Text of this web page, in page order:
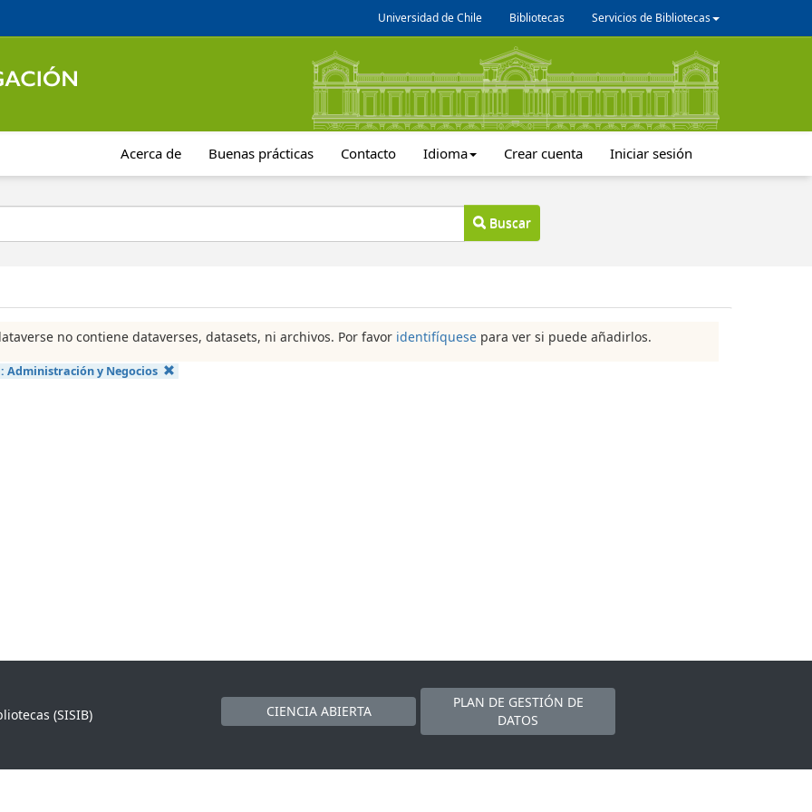
Universidad de Chile Bibliotecas Servicios de Bibliotecas
Acerca de Buenas prácticas Contacto Idioma Crear cuenta Iniciar sesión
Buscar
no contiene dataverses, datasets, ni archivos. Por favor identifíquese para ver si puede añadirlos.
Administración y Negocios
(SISIB)
CIENCIA ABIERTA
PLAN DE GESTIÓN DE
DATOS